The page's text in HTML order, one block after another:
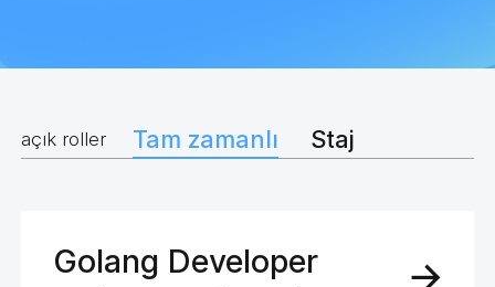
açık roller Tam zamanlı Staj
Golang Developer